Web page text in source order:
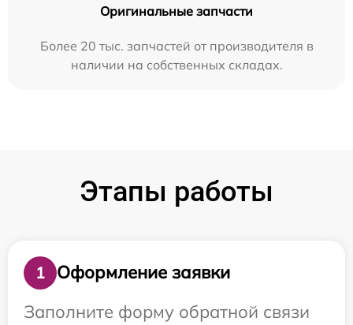
Оригинальные запчасти
Более 20 тыс. запчастей от производителя в
наличии на собственных складах.
Этапы работы
1
Оформление заявки
Заполните форму обратной связи